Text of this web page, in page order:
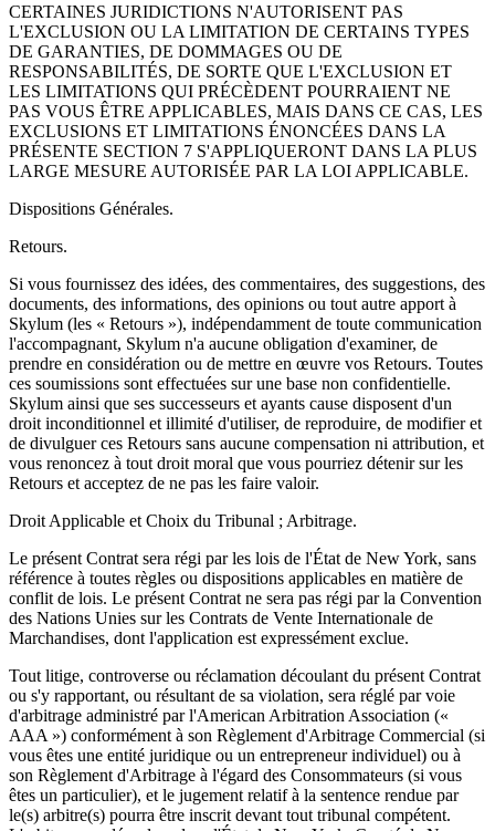
CERTAINES JURIDICTIONS N'AUTORISENT PAS
L'EXCLUSION OU LA LIMITATION DE CERTAINS TYPES
DE GARANTIES, DE DOMMAGES OU DE
RESPONSABILITÉS, DE SORTE QUE L'EXCLUSION ET
LES LIMITATIONS QUI PRÉCÈDENT POURRAIENT NE
PAS VOUS ÊTRE APPLICABLES, MAIS DANS CE CAS, LES
EXCLUSIONS ET LIMITATIONS ÉNONCÉES DANS LA
PRÉSENTE SECTION 7 S'APPLIQUERONT DANS LA PLUS
LARGE MESURE AUTORISÉE PAR LA LOI APPLICABLE.
Dispositions Générales.
Retours.
Si vous fournissez des idées, des commentaires, des suggestions, des
documents, des informations, des opinions ou tout autre apport à
Skylum (les « Retours »), indépendamment de toute communication
l'accompagnant, Skylum n'a aucune obligation d'examiner, de
prendre en considération ou de mettre en œuvre vos Retours. Toutes
ces soumissions sont effectuées sur une base non confidentielle.
Skylum ainsi que ses successeurs et ayants cause disposent d'un
droit inconditionnel et illimité d'utiliser, de reproduire, de modifier et
de divulguer ces Retours sans aucune compensation ni attribution, et
vous renoncez à tout droit moral que vous pourriez détenir sur les
Retours et acceptez de ne pas les faire valoir.
Droit Applicable et Choix du Tribunal ; Arbitrage.
Le présent Contrat sera régi par les lois de l'État de New York, sans
référence à toutes règles ou dispositions applicables en matière de
conflit de lois. Le présent Contrat ne sera pas régi par la Convention
des Nations Unies sur les Contrats de Vente Internationale de
Marchandises, dont l'application est expressément exclue.
Tout litige, controverse ou réclamation découlant du présent Contrat
ou s'y rapportant, ou résultant de sa violation, sera réglé par voie
d'arbitrage administré par l'American Arbitration Association («
AAA ») conformément à son Règlement d'Arbitrage Commercial (si
vous êtes une entité juridique ou un entrepreneur individuel) ou à
son Règlement d'Arbitrage à l'égard des Consommateurs (si vous
êtes un particulier), et le jugement relatif à la sentence rendue par
le(s) arbitre(s) pourra être inscrit devant tout tribunal compétent.